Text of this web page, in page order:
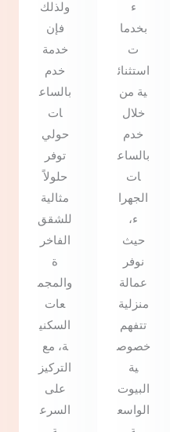
ولذلك
فإن
خدمة
خدم
بالساع
ات
حولي
توفر
حلولاً
مثالية
للشقق
الفاخر
ة
والمجم
عات
السكني
ة، مع
التركيز
على
السرع
ء
بخدما
ت
استثنائ
ية من
خلال
خدم
بالساع
ات
الجهرا
ء،
حيث
نوفر
عمالة
منزلية
تتفهم
خصوص
ية
البيوت
الواسع